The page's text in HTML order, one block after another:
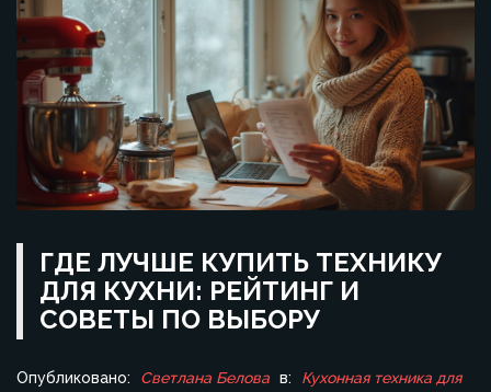
ГДЕ ЛУЧШЕ КУПИТЬ ТЕХНИКУ
ДЛЯ КУХНИ: РЕЙТИНГ И
СОВЕТЫ ПО ВЫБОРУ
Опубликовано: Светлана Белова в:
Кухонная техника для